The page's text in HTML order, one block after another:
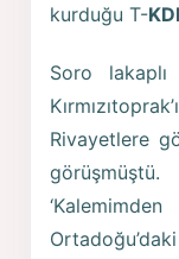
kurduğu T-
Soro
Rivayetlere